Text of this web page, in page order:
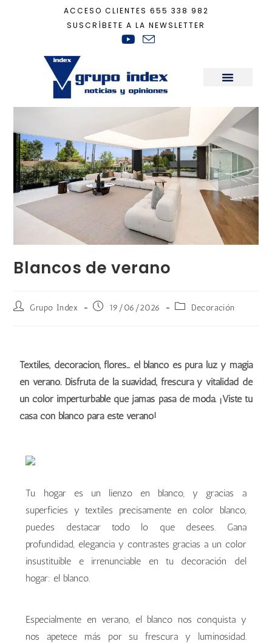
ACCESO CLIENTES 655 338 982
SUSCRÍBETE A LA NEWSLETTER
Decoración
Blancos de verano
Grupo Index 19/06/2026 Decoración
Textiles, decoración, flores… el blanco es pura luz y magia
en verano. Disfruta de la suavidad, frescura y vitalidad de
un color imperturbable que jamás pasa de moda. ¡Viste tu
casa con blanco para este verano!
Tu hogar es un lienzo en blanco, y gracias a
superficies y textiles precisamente en color blanco,
puedes destacar todo lo que desees. Gana
profundidad, elegancia y contrastes gracias a un color
insustituible e irrenunciable en tu decoración del
hogar: el blanco.
Especialmente en verano, el blanco nos conquista y
nos apetece más por su frescura y luminosidad.